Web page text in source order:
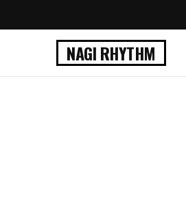
NAGI RHYTHM